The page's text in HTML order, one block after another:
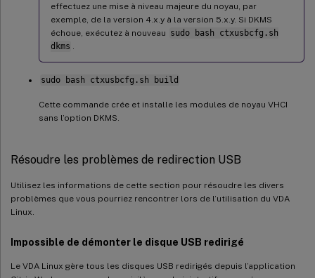
effectuez une mise à niveau majeure du noyau, par
exemple, de la version 4.x.y à la version 5.x.y. Si DKMS
échoue, exécutez à nouveau sudo bash ctxusbcfg.sh
dkms
sudo bash ctxusbcfg.sh build
Cette commande crée et installe les modules de noyau VHCI
sans l’option DKMS.
Résoudre les problèmes de redirection USB
Utilisez les informations de cette section pour résoudre les divers
problèmes que vous pourriez rencontrer lors de l’utilisation du VDA
Linux.
Impossible de démonter le disque USB redirigé
Le VDA Linux gère tous les disques USB redirigés depuis l’application